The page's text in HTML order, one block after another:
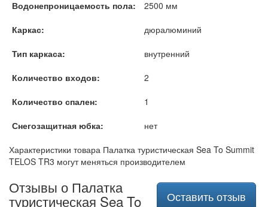
Водонепроницаемость пола:
2500 мм
Каркас:
дюралюминий
Тип каркаса:
внутренний
Количество входов:
2
Количество спален:
1
Снегозащитная юбка:
нет
Характеристики товара Палатка туристическая Sea To Summit
TELOS TR3 могут меняться производителем
Оставить отзыв
Отзывы о Палатка
туристическая Sea To